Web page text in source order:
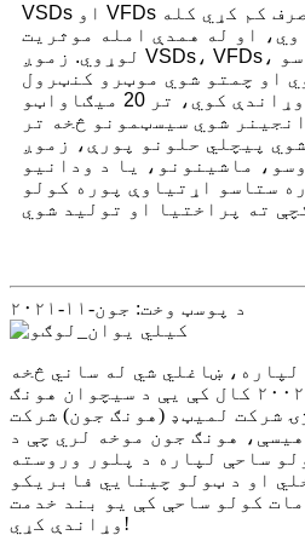
VSDs او VFDs کولی شي د بریښنا مصرف کم کړي کله
او له همدې امله موثریت
لوړوي. زموږ VSDs، VFDs، او نرم سټارټرونه تاسو
او چمتو شوي موټرو کنټرول
حلونو پراخه لړۍ وړاندې کوي، تر 20 میګاواټو
شوي سیسټمونو څخه تر
پیچلي حلونو پورې، زموږ
ماشینونو، یا د ودانیو
ستاسو اړتیاوې پوره کولو
د پوسټ وخت: جون-۱۱-۲۰۲۱
ښاغلي شي له ساني څخه
استعفا ورکړه او په ۲۰۰۲ کال کې یې د سیچوان هونګ
شرکت لمیټډ (هونګ جون) شرکت
هونګ جون موخه لري چې د
ساحې لپاره د پلور وروسته
او د ټولو چینایي فابریکو
کولو ساحې کې یو بند خدمت
وړاندې کړي!